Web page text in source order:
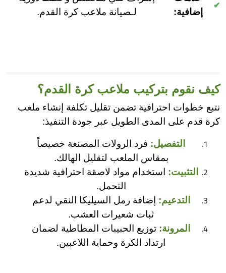
إضافية:
لـصيانة ملاعب كرة القدم.
كيف نقوم بتركيب ملاعب كرة القدم؟
نتبع خطوات احترافية تضمن تقليل تكلفة إنشاء ملعب
كرة قدم على المدى الطويل عبر جودة التنفيذ:
التفصيل: فرد الرولات المصنعة خصيصاً
بمقاس الملعب لتقليل الهالك.
التثبيت: استخدام مواد لاصقة احترافية شديدة
التحمل.
التدعيم: إضافة رمل السيليكا النقي لدعم
ثبات شعيرات العشب.
المرونة: توزيع الحبيبات المطاطية لضمان
ارتداد الكرة وحماية اللاعبين.